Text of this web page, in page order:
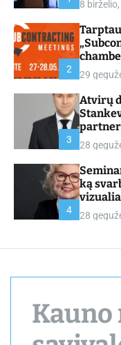
8
2 29
3
Atvirų
28
4
ką
28
Kauno